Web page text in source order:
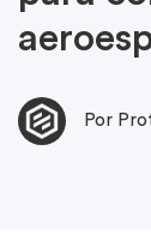
Por